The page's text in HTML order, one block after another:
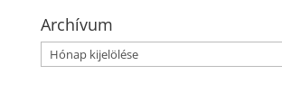
Archívum
Archívum